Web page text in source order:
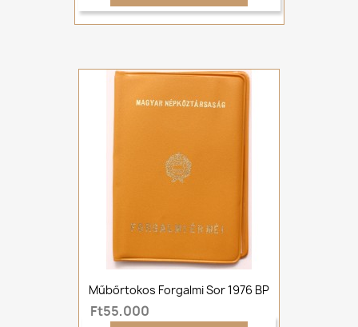
Műbőrtokos Forgalmi Sor 1976 BP
Ft55,000